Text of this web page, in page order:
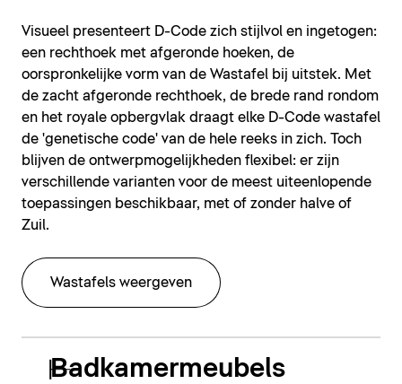
Visueel presenteert D-Code zich stijlvol en ingetogen:
een rechthoek met afgeronde hoeken, de
oorspronkelijke vorm van de Wastafel bij uitstek. Met
de zacht afgeronde rechthoek, de brede rand rondom
en het royale opbergvlak draagt elke D-Code wastafel
de 'genetische code' van de hele reeks in zich. Toch
blijven de ontwerpmogelijkheden flexibel: er zijn
verschillende varianten voor de meest uiteenlopende
toepassingen beschikbaar, met of zonder halve of
Zuil.
Wastafels weergeven
Badkamermeubels